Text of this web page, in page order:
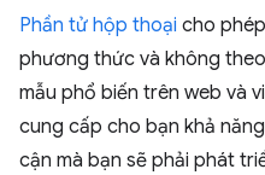
Phần tử hộp thoại cho
phương thức và không
mẫu phổ biến trên web và
cung cấp cho bạn khả
cận mà bạn sẽ phải phát